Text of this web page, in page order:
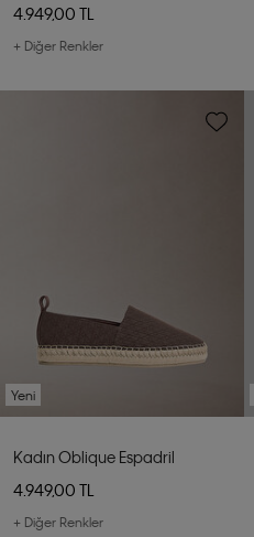
4.949,00 TL
+ Diğer Renkler
Yeni
Kadın Oblique Espadril
4.949,00 TL
+ Diğer Renkler